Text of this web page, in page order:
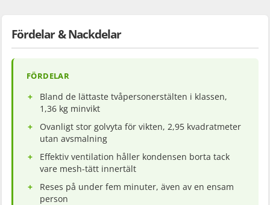
Fördelar & Nackdelar
FÖRDELAR
Bland de lättaste tvåpersonerstälten i klassen,
1,36 kg minvikt
Ovanligt stor golvyta för vikten, 2,95 kvadratmeter
utan avsmalning
Effektiv ventilation håller kondensen borta tack
vare mesh-tätt innertält
Reses på under fem minuter, även av en ensam
person